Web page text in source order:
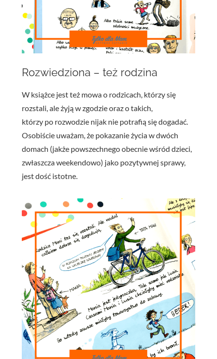
Rozwiedziona – też rodzina
W książce jest też mowa o rodzicach, którzy się
rozstali, ale żyją w zgodzie oraz o takich,
którzy po rozwodzie nijak nie potrafią się dogadać.
Osobiście uważam, że pokazanie życia w dwóch
domach (jakże powszechnego obecnie wśród dzieci,
zwłaszcza weekendowo) jako pozytywnej sprawy,
jest dość istotne.